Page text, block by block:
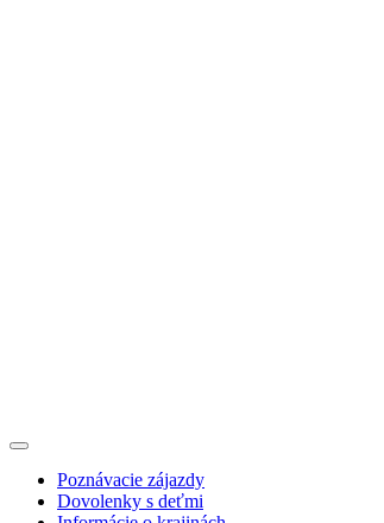
Poznávacie zájazdy
Dovolenky s deťmi